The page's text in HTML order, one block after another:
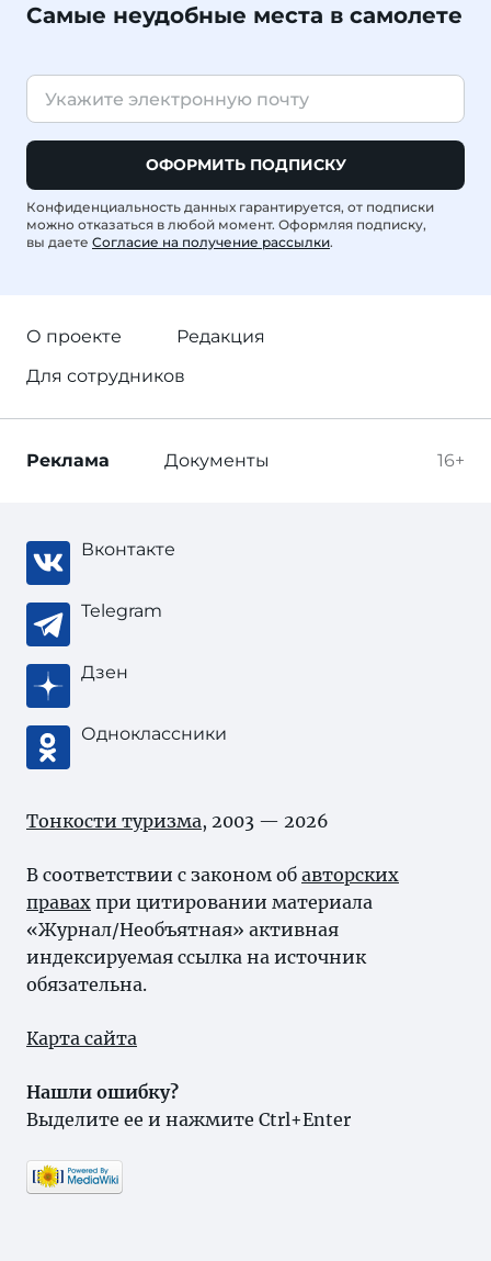
Самые неудобные места в самолете
ОФОРМИТЬ ПОДПИСКУ
Конфиденциальность данных гарантируется, от подписки
можно отказаться в любой момент. Оформляя подписку,
вы даете Согласие на получение рассылки.
О проекте
Редакция
Для сотрудников
16+
Реклама Документы
Вконтакте
Telegram
Дзен
Одноклассники
Тонкости туризма, 2003 — 2026
В соответствии с законом об авторских
правах при цитировании материала
«Журнал/Необъятная» активная
индексируемая ссылка на источник
обязательна.
Карта сайта
Нашли ошибку?
Выделите ее и нажмите Ctrl+Enter